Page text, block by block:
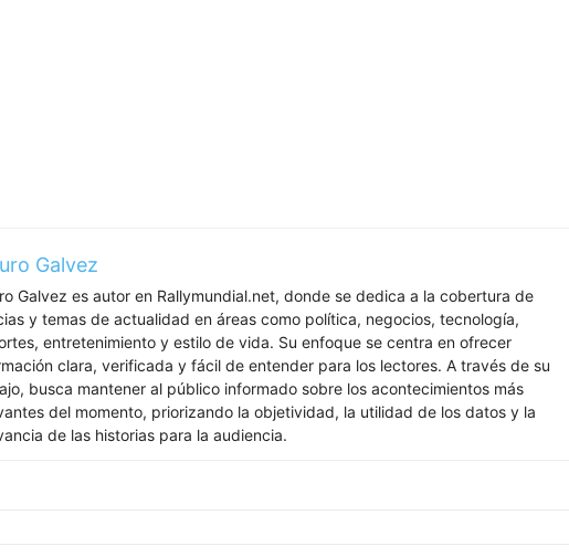
Galvez
Galvez es autor en Rallymundial.net, donde se dedica a la cobertura de
y temas de actualidad en áreas como política, negocios, tecnología,
entretenimiento y estilo de vida. Su enfoque se centra en ofrecer
clara, verificada y fácil de entender para los lectores. A través de su
busca mantener al público informado sobre los acontecimientos más
del momento, priorizando la objetividad, la utilidad de los datos y la
de las historias para la audiencia.